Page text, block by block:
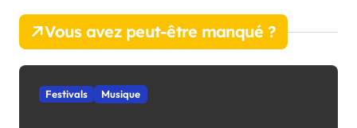
Vous avez peut-être manqué ?
Festivals Musique